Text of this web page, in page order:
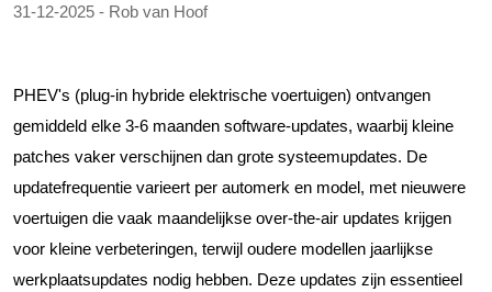
31-12-2025 - Rob van Hoof
PHEV's (plug-in hybride elektrische voertuigen) ontvangen
gemiddeld elke 3-6 maanden software-updates, waarbij kleine
patches vaker verschijnen dan grote systeemupdates. De
updatefrequentie varieert per automerk en model, met nieuwere
voertuigen die vaak maandelijkse over-the-air updates krijgen
voor kleine verbeteringen, terwijl oudere modellen jaarlijkse
werkplaatsupdates nodig hebben. Deze updates zijn essentieel